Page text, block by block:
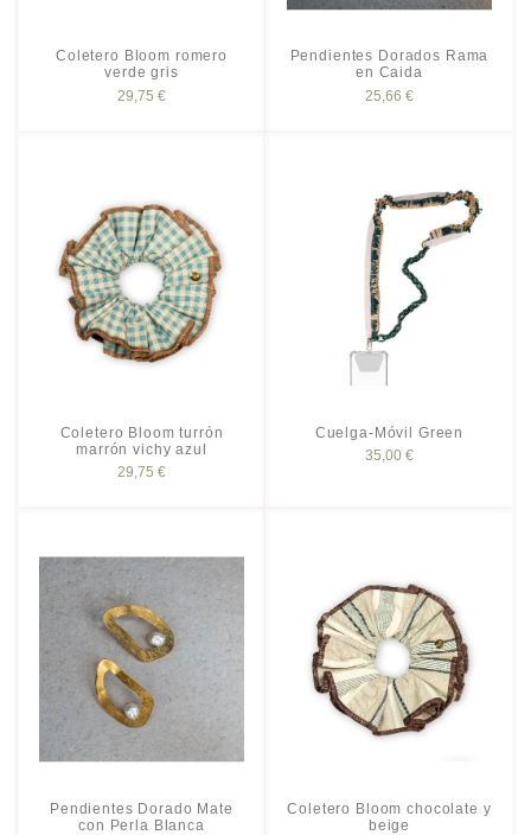
Coletero Bloom romero
verde gris
29,75 €
Pendientes Dorados Rama
en Caida
25,66 €
Coletero Bloom turrón
marrón vichy azul
29,75 €
Cuelga-Móvil Green
35,00 €
Pendientes Dorado Mate
con Perla Blanca
Coletero Bloom chocolate y
beige